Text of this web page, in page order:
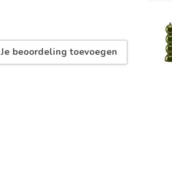
Je beoordeling toevoegen